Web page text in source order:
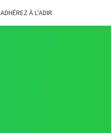
ADHÉREZ À L’ADIR